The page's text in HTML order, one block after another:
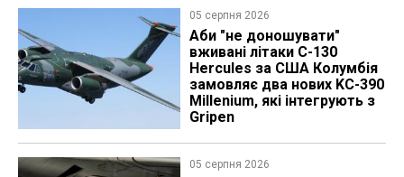
05 серпня 2026
Аби "не доношувати"
вживані літаки C-130
Hercules за США Колумбія
замовляє два нових KC-390
Millenium, які інтегрують з
Gripen
05 серпня 2026